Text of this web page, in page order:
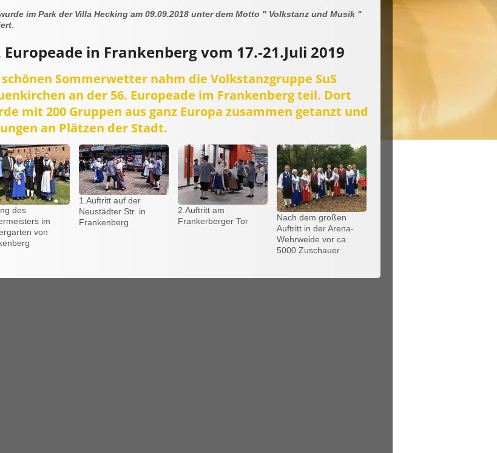
im Park der Villa Hecking am 09.09.2018 unter dem Motto " Volkstanz und Musik "
Europeade in Frankenberg vom 17.-21.Juli 2019
schönen Sommerwetter nahm die Volkstanzgruppe SuS
an der 56. Europeade im Frankenberg teil. Dort
mit 200 Gruppen aus ganz Europa zusammen getanzt und
an Plätzen der Stadt.
des
im
von
1.Auftritt auf der
Neustädter Str. in
Frankenberg
2.Auftritt am
Frankerberger Tor
Nach dem großen
Auftritt in der Arena-
Wehrweide vor ca.
5000 Zuschauer